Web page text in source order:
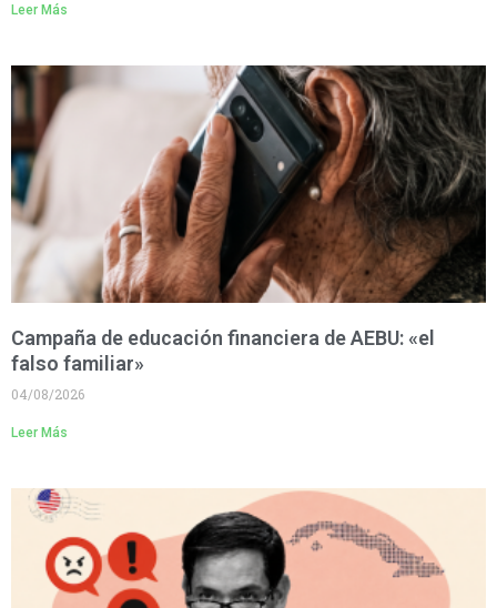
Leer Más
Campaña de educación financiera de AEBU: «el
falso familiar»
04/08/2026
Leer Más